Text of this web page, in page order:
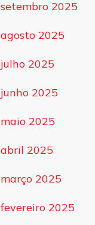
setembro 2025
agosto 2025
julho 2025
junho 2025
maio 2025
abril 2025
março 2025
fevereiro 2025